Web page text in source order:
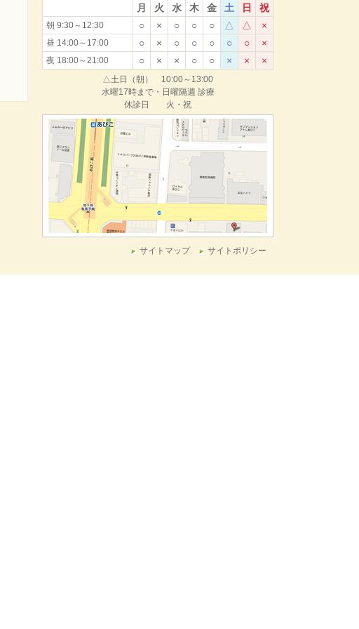
月 火 水 木 金 土 日 祝
朝 9:30～12:30 ○ × ○ ○ ○ △ △ ×
昼 14:00～17:00 ○ × ○ ○ ○ ○ ○ ×
夜 18:00～21:00 ○ × × ○ ○ × × ×
△土日（朝） 10:00～13:00
水曜17時まで・日曜隔週 診療
休診日 火・祝
サイトマップ サイトポリシー